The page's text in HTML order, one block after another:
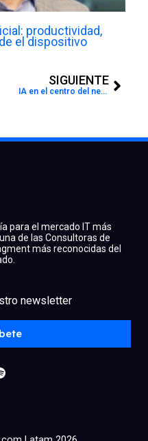
productividad,
el dispositivo
SIGUIENTE
IA en el centro del negocio: TD SYNNEX pone el foco en datos, talento y ejecución para transformar el canal
para el mercado IT más
de las Consultoras de
más reconocidas del
newsletter